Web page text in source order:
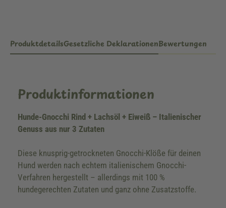
ProduktdetailsGesetzliche DeklarationenBewertungen
Produktinformationen
Hunde-Gnocchi Rind + Lachsöl + Eiweiß – Italienischer
Genuss aus nur 3 Zutaten
Diese knusprig-getrockneten Gnocchi-Klöße für deinen
Hund werden nach echtem italienischem Gnocchi-
Verfahren hergestellt – allerdings mit 100 %
hundegerechten Zutaten und ganz ohne Zusatzstoffe.